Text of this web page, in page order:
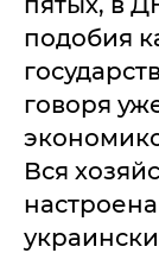
подобия
говоря
Вся